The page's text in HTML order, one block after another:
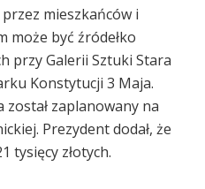
mieszkańców i
może być źródełko
przy Galerii Sztuki Stara
Konstytucji 3 Maja.
zaplanowany na
Prezydent dodał, że
tysięcy złotych.